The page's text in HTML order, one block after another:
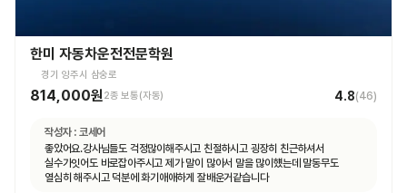
한미 자동차운전전문학원
경기 양주시 삼숭로
814,000원 2종 보통(자동) 4.8(46)
작성자 : 코세어
좋았어요.강사님들도 걱정많이해주시고 친절하시고 굉장히 친근하셔서
실수가잇어도 바로잡아주시고 제가 말이 많아서 말을 많이헀는데 말동무도
열심히 해주시고 덕분에 화기애애하게 잘배운거같습니다